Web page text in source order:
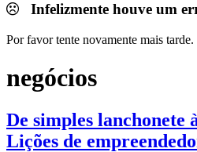
Infelizmente houve um
Por favor tente novamente mais tarde.
negócios
De simples lanchonete
Lições de